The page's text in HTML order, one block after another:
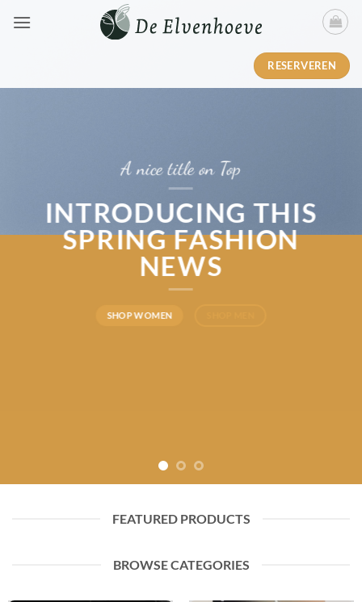
naar
RESERVEREN
A nice title on Top
INTRODUCING THIS
SPRING FASHION
NEWS
SHOP WOMEN
FEATURED PRODUCTS
BROWSE CATEGORIES